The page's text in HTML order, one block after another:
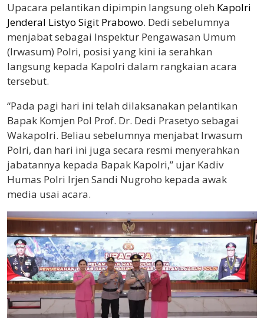
Upacara pelantikan dipimpin langsung oleh Kapolri
Jenderal Listyo Sigit Prabowo. Dedi sebelumnya
menjabat sebagai Inspektur Pengawasan Umum
(Irwasum) Polri, posisi yang kini ia serahkan
langsung kepada Kapolri dalam rangkaian acara
tersebut.
“Pada pagi hari ini telah dilaksanakan pelantikan
Bapak Komjen Pol Prof. Dr. Dedi Prasetyo sebagai
Wakapolri. Beliau sebelumnya menjabat Irwasum
Polri, dan hari ini juga secara resmi menyerahkan
jabatannya kepada Bapak Kapolri,” ujar Kadiv
Humas Polri Irjen Sandi Nugroho kepada awak
media usai acara.